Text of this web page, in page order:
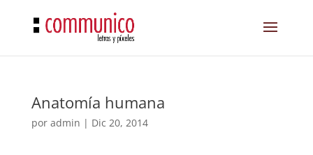
Anatomía humana
por admin | Dic 20, 2014